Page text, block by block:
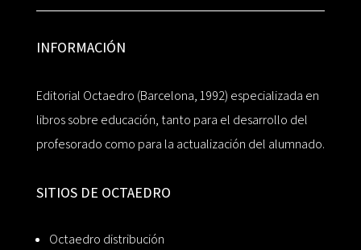
INFORMACIÓN
Editorial Octaedro (Barcelona, 1992) especializada en
libros sobre educación, tanto para el desarrollo del
profesorado como para la actualización del alumnado.
SITIOS DE OCTAEDRO
Octaedro distribución